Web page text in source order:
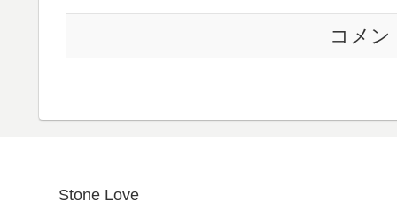
コメン
Stone Love